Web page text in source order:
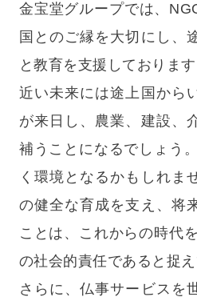
金宝堂グループでは、
国とのご縁を大切にし、
と教育を支援しております
近い未来には途上国から
が来日し、農業、建設、
補うことになるでしょう
く環境となるかもしれま
の健全な育成を支え、将
ことは、これからの時代
の社会的責任であると捉え
さらに、仏事サービスを